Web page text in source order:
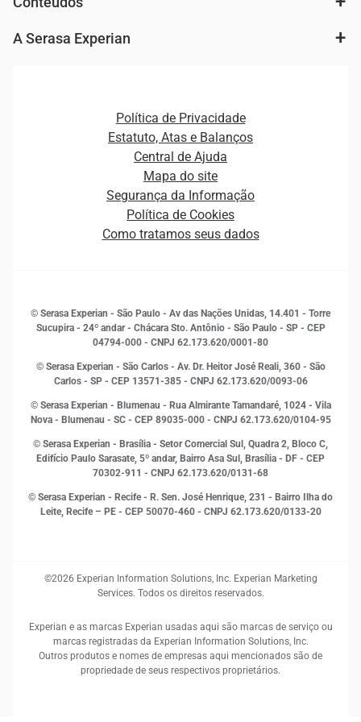
Cobrança e Recuperação de Dívidas
Plataformas e Motores de decisão
Fintechs
Ver todo o conteúdo
Curso Gratuito de Saúde Financeira
Empreendedorismo
Estudos e Pesquisas
Inovação e Tecnologia
Leis e impostos
Marketing
Open Finance
Proteção de Dados
Sustentabilidade Corporativa
A Serasa Experian
Distribuidores e representantes
Estrutura Organizacional
Sala de Imprensa
Política de Privacidade
Estatuto, Atas e Balanços
Central de Ajuda
Mapa do site
Segurança da Informação
Política de Cookies
Como tratamos seus dados
© Serasa Experian - São Paulo - Av das Nações Unidas, 14.401 - Torre
Sucupira - 24º andar - Chácara Sto. Antônio - São Paulo - SP - CEP
04794-000 - CNPJ 62.173.620/0001-80
© Serasa Experian - São Carlos - Av. Dr. Heitor José Reali, 360 - São
Carlos - SP - CEP 13571-385 - CNPJ 62.173.620/0093-06
© Serasa Experian - Blumenau - Rua Almirante Tamandaré, 1024 - Vila
Nova - Blumenau - SC - CEP 89035-000 - CNPJ 62.173.620/0104-95
© Serasa Experian - Brasília - Setor Comercial Sul, Quadra 2, Bloco C,
Edifício Paulo Sarasate, 5º andar, Bairro Asa Sul, Brasília - DF - CEP
70302-911 - CNPJ 62.173.620/0131-68
© Serasa Experian - Recife - R. Sen. José Henrique, 231 - Bairro Ilha do
Leite, Recife – PE - CEP 50070-460 - CNPJ 62.173.620/0133-20
©2026 Experian Information Solutions, Inc. Experian Marketing
Services. Todos os direitos reservados.
Experian e as marcas Experian usadas aqui são marcas de serviço ou
marcas registradas da Experian Information Solutions, Inc.
Outros produtos e nomes de empresas aqui mencionados são de
propriedade de seus respectivos proprietários.